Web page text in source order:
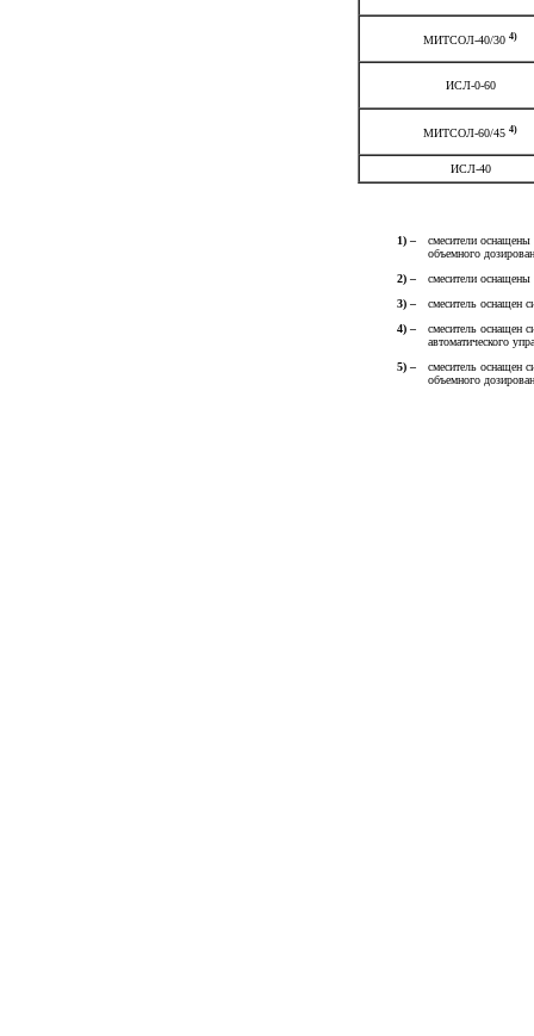
МИТСОЛ-40/30 4)
ИСЛ-0-60
МИТСОЛ-60/45 4)
ИСЛ-40
1) –
смесители оснащены
объемного
2) –
смесители
3) –
смеситель оснащен
4) –
смеситель оснащен
автоматического
5) –
смеситель оснащен
объемного